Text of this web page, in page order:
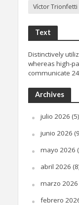
Víctor Trionfetti
Text
Distinctively
whereas high-
communicate
Archives
julio 2026 (5)
junio 2026
mayo 2026
abril 2026
marzo 2026
febrero